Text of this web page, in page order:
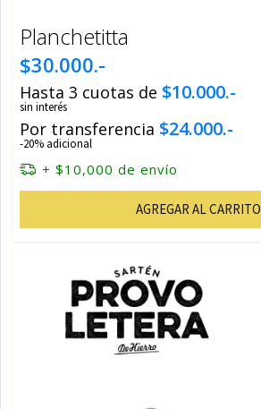
Planchetitta
$30.000.-
Hasta 3 cuotas de $10.000.-
sin interés
Por transferencia $24.000.-
-20% adicional
+ $10,000 de envío
AGREGAR AL CARRITO